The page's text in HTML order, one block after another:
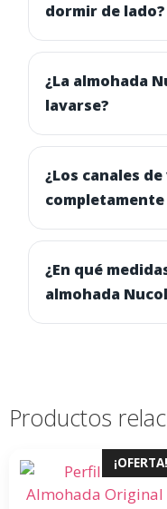
dormir de lado?
¿La almohada
lavarse?
¿Los canales
completamente
¿En qué
almohada
Productos
¡OFERTA!